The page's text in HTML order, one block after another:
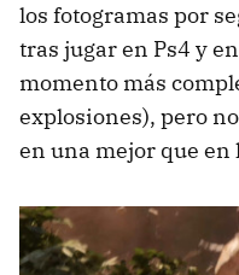
los fotogramas por
tras jugar en Ps4 y
momento más
explosiones), pero
en una mejor que en